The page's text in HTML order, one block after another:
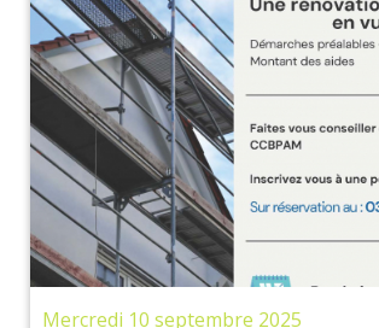
Mercredi 10 septembre 2025